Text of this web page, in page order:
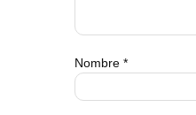
Nombre *